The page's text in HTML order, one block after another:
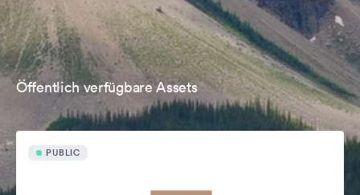
Öffentlich verfügbare Assets
PUBLIC